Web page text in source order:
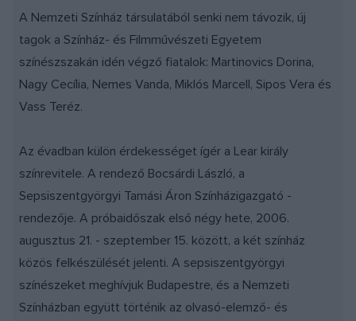
A Nemzeti Színház társulatából senki nem távozik, új
tagok a Színház- és Filmművészeti Egyetem
színészszakán idén végző fiatalok: Martinovics Dorina,
Nagy Cecília, Nemes Vanda, Miklós Marcell, Sipos Vera és
Vass Teréz.
Az évadban külön érdekességet ígér a Lear király
színrevitele. A rendező Bocsárdi László, a
Sepsiszentgyörgyi Tamási Áron Színházigazgató -
rendezője. A próbaidőszak első négy hete, 2006.
augusztus 21. - szeptember 15. között, a két színház
közös felkészülését jelenti. A sepsiszentgyörgyi
színészeket meghívjuk Budapestre, és a Nemzeti
Színházban együtt történik az olvasó-elemző- és